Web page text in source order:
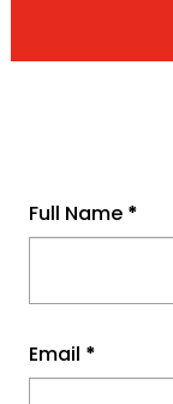
Full Name *
Email *